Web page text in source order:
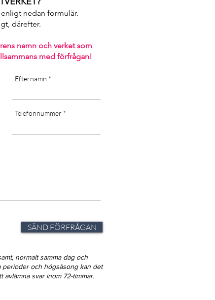
nedan formulär.
därefter.
namn och verket som
med förfrågan!
Efternamn
Telefonnummer
SÄND FÖRFRÅGAN
normalt samma dag och
perioder och högsäsong kan det
avlämna svar inom 72-timmar.